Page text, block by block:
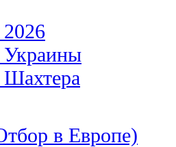
в Европе)